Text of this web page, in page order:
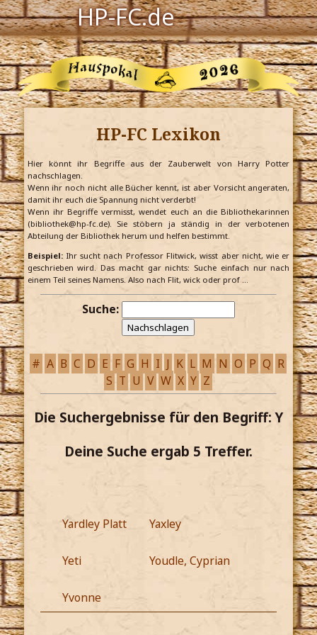
HP-FC.de
Navigation
Harry Potter
Der HP-FC
Hogwarts
Zauberwelt
Willkommen
Jetzt Fanclub-Mitglied werden!
HP-FC Lexikon
Hier könnt ihr Begriffe aus der Zauberwelt von Harry Potter
nachschlagen.
Wenn ihr noch nicht alle Bücher kennt, ist aber Vorsicht angeraten,
damit ihr euch die Spannung nicht verderbt!
Wenn ihr Begriffe vermisst, wendet euch an die Bibliothekarinnen
(bibliothek@hp-fc.de). Sie stöbern ja ständig in der verbotenen
Abteilung der Bibliothek herum und helfen bestimmt.
Beispiel:Ihr sucht nach Professor Flitwick, wisst aber nicht, wie er
geschrieben wird. Das macht gar nichts: Suche einfach nur nach
einem Teil seines Namens. Also nach Flit, wick oder prof …
Suche:
# A B C D E F G H I J K L M N O P Q R
S T U V W X Y Z
Die Suchergebnisse für den Begriff: Y
Deine Suche ergab 5 Treffer.
Yardley Platt Yaxley
Yeti Youdle, Cyprian
Yvonne